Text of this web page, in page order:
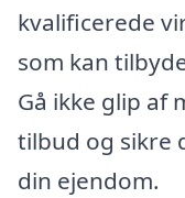
kvalificerede
som kan
Gå ikke glip af
tilbud og sikre
din ejendom.